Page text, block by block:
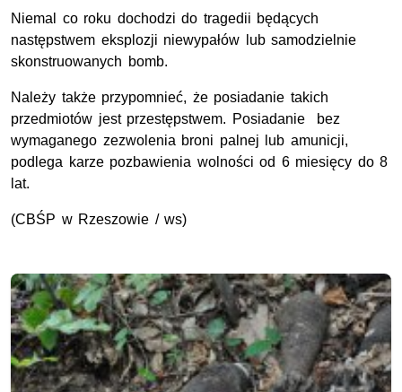
Niemal co roku dochodzi do tragedii będących
następstwem eksplozji niewypałów lub samodzielnie
skonstruowanych bomb.
Należy także przypomnieć, że posiadanie takich
przedmiotów jest przestępstwem. Posiadanie bez
wymaganego zezwolenia broni palnej lub amunicji,
podlega karze pozbawienia wolności od 6 miesięcy do 8
lat.
(CBŚP w Rzeszowie / ws)